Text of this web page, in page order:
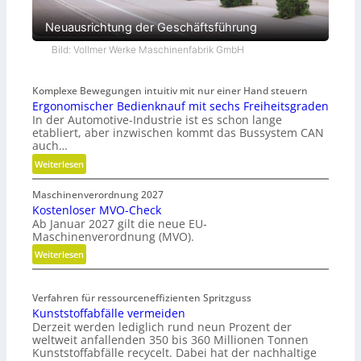
Neuausrichtung der Geschäftsführung
Bild: Vollmer Werke Maschinenfabrik GmbH
Komplexe Bewegungen intuitiv mit nur einer Hand steuern
Ergonomischer Bedienknauf mit sechs Freiheitsgraden
In der Automotive-Industrie ist es schon lange
etabliert, aber inzwischen kommt das Bussystem CAN
auch…
Weiterlesen:
E
r
g
o
n
o
m
s
c
h
e
Maschinenverordnung 2027
Kostenloser MVO-Check
Ab Januar 2027 gilt die neue EU-
Maschinenverordnung (MVO).
Weiterlesen:
K
s
t
e
n
Verfahren für ressourceneffizienten Spritzguss
Kunststoffabfälle vermeiden
Derzeit werden lediglich rund neun Prozent der
weltweit anfallenden 350 bis 360 Millionen Tonnen
Kunststoffabfälle recycelt. Dabei hat der nachhaltige